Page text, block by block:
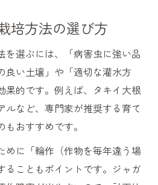
培方法の選び方
を選ぶには、「病害虫に強い品
良い土壌」や「適切な灌水方
果的です。例えば、タキイ大根
ルなど、専門家が推奨する育て
おすすめです。
めに「輪作（作物を毎年違う場
ることもポイントです。ジャガ